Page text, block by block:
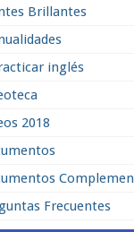
Brillantes
inglés
2018
Frecuentes